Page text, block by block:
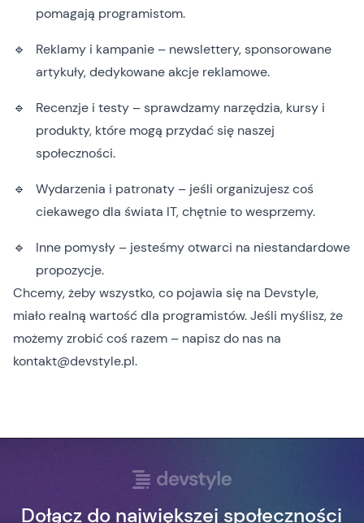
pomagają programistom.
Reklamy i kampanie – newslettery, sponsorowane
artykuły, dedykowane akcje reklamowe.
Recenzje i testy – sprawdzamy narzędzia, kursy i
produkty, które mogą przydać się naszej
społeczności.
Wydarzenia i patronaty – jeśli organizujesz coś
ciekawego dla świata IT, chętnie to wesprzemy.
Inne pomysły – jesteśmy otwarci na niestandardowe
propozycje.
Chcemy, żeby wszystko, co pojawia się na Devstyle,
miało realną wartość dla programistów. Jeśli myślisz, że
możemy zrobić coś razem – napisz do nas na
kontakt@devstyle.pl.
Dołącz do największej społeczności